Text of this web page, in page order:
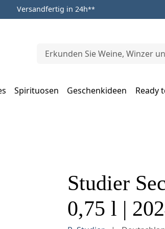
Versandfertig in 24h**
Spirituosen Geschenkideen
Ready
Studier
0,75 l |